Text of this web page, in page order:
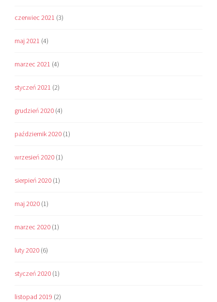
czerwiec 2021 (3)
maj 2021 (4)
marzec 2021 (4)
styczeń 2021 (2)
grudzień 2020 (4)
październik 2020 (1)
wrzesień 2020 (1)
sierpień 2020 (1)
maj 2020 (1)
marzec 2020 (1)
luty 2020 (6)
styczeń 2020 (1)
listopad 2019 (2)